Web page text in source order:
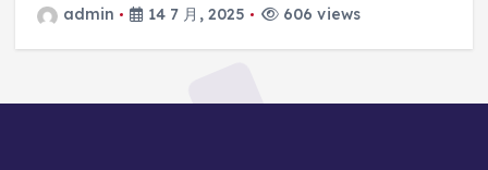
admin 14 7 月, 2025 606 views